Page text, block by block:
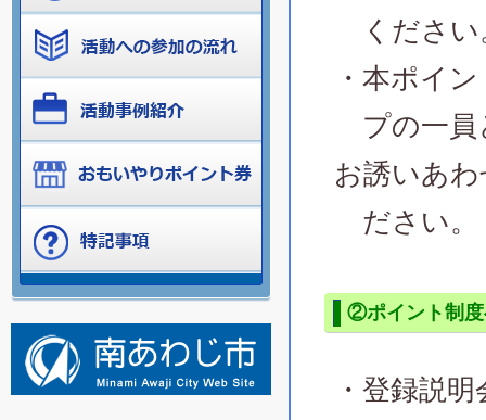
ください
・本ポイ
プの一員
お誘いあ
ださい。
②ポイント制度
・登録説